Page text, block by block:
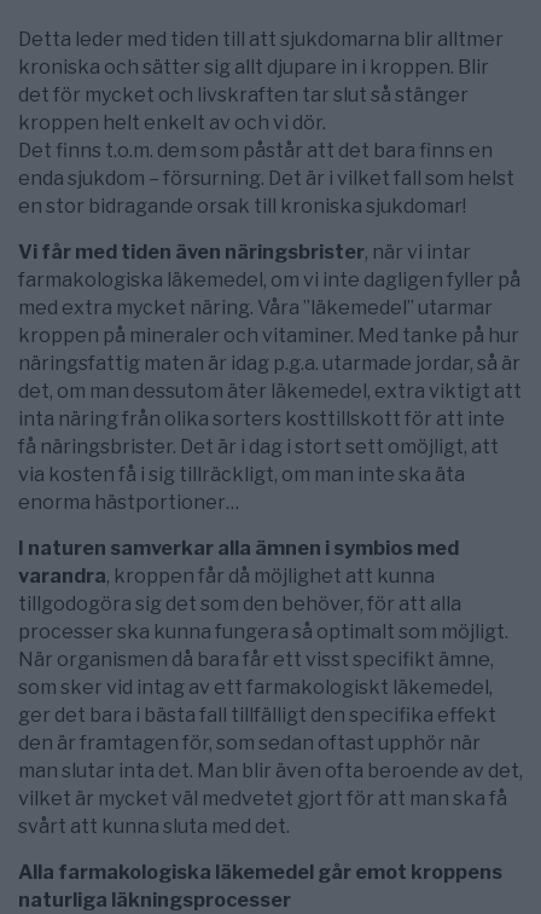
Detta leder med tiden till att sjukdomarna blir alltmer
kroniska och sätter sig allt djupare in i kroppen. Blir
det för mycket och livskraften tar slut så stänger
kroppen helt enkelt av och vi dör.
Det finns t.o.m. dem som påstår att det bara finns en
enda sjukdom – försurning. Det är i vilket fall som helst
en stor bidragande orsak till kroniska sjukdomar!
Vi får med tiden även näringsbrister, när vi intar
farmakologiska läkemedel, om vi inte dagligen fyller på
med extra mycket näring. Våra ”läkemedel” utarmar
kroppen på mineraler och vitaminer. Med tanke på hur
näringsfattig maten är idag p.g.a. utarmade jordar, så är
det, om man dessutom äter läkemedel, extra viktigt att
inta näring från olika sorters kosttillskott för att inte
få näringsbrister. Det är i dag i stort sett omöjligt, att
via kosten få i sig tillräckligt, om man inte ska äta
enorma hästportioner…
I naturen samverkar alla ämnen i symbios med
varandra, kroppen får då möjlighet att kunna
tillgodogöra sig det som den behöver, för att alla
processer ska kunna fungera så optimalt som möjligt.
När organismen då bara får ett visst specifikt ämne,
som sker vid intag av ett farmakologiskt läkemedel,
ger det bara i bästa fall tillfälligt den specifika effekt
den är framtagen för, som sedan oftast upphör när
man slutar inta det. Man blir även ofta beroende av det,
vilket är mycket väl medvetet gjort för att man ska få
svårt att kunna sluta med det.
Alla farmakologiska läkemedel går emot kroppens
naturliga läkningsprocesser